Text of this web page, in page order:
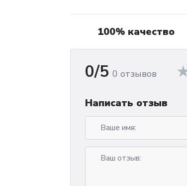
100% качество
0/5 0 отзывов
Написать отзыв